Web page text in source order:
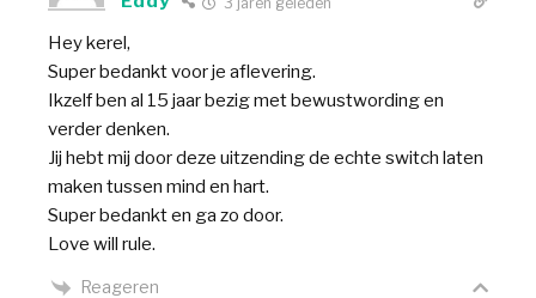
Hey kerel,
Super bedankt voor je aflevering.
Ikzelf ben al 15 jaar bezig met bewustwording en
verder denken.
Jij hebt mij door deze uitzending de echte switch laten
maken tussen mind en hart.
Super bedankt en ga zo door.
Love will rule.
Reageren